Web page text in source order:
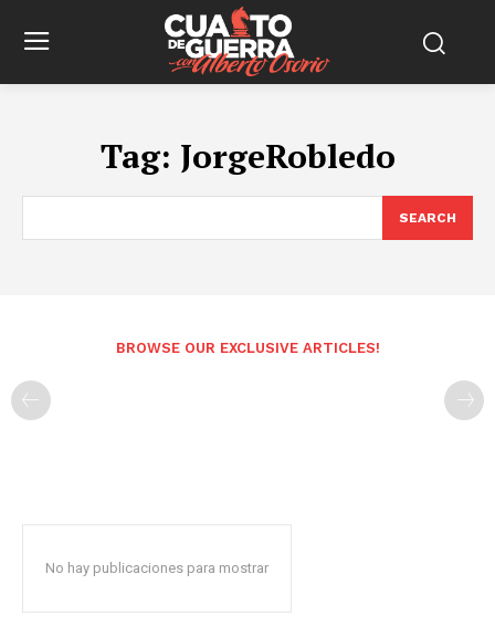
Tag: JorgeRobledo
SEARCH
BROWSE OUR EXCLUSIVE ARTICLES!
No hay publicaciones para mostrar